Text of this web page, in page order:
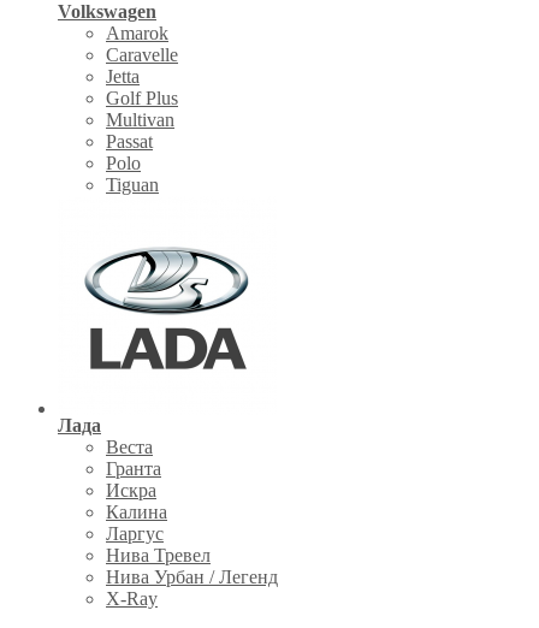
Volkswagen
Amarok
Caravelle
Jetta
Golf Plus
Multivan
Passat
Polo
Tiguan
Лада
Веста
Гранта
Искра
Калина
Ларгус
Нива Тревел
Нива Урбан / Легенд
X-Ray